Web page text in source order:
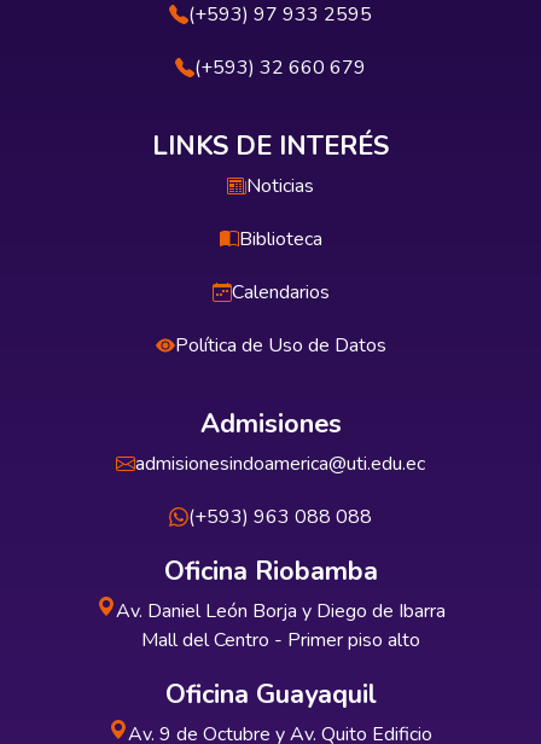
(+593) 97 933 2595
(+593) 32 660 679
LINKS DE INTERÉS
Noticias
Biblioteca
Calendarios
Política de Uso de Datos
Admisiones
admisionesindoamerica@uti.edu.ec
(+593) 963 088 088
Oficina Riobamba
Av. Daniel León Borja y Diego de Ibarra
Mall del Centro - Primer piso alto
Oficina Guayaquil
Av. 9 de Octubre y Av. Quito Edificio